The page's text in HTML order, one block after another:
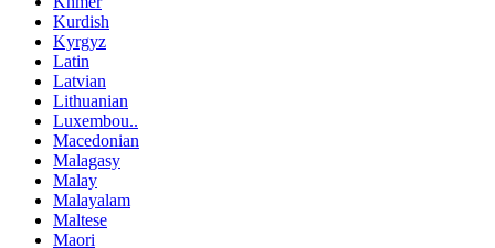
Kurdish
Kyrgyz
Latin
Latvian
Lithuanian
Luxembou..
Macedonian
Malagasy
Malay
Malayalam
Maltese
Maori